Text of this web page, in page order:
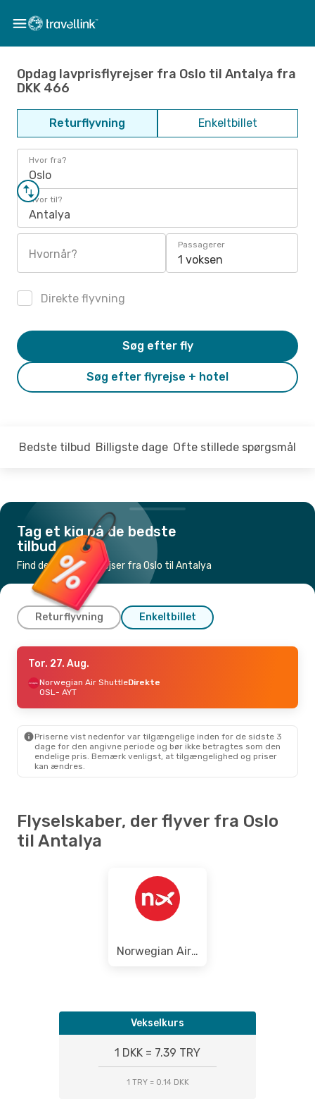
Opdag lavprisflyrejser fra Oslo til Antalya fra
DKK 466
Returflyvning Enkeltbillet
Hvor fra?
Oslo
Hvor til?
Antalya
Hvornår?
Passagerer
1 voksen
Direkte flyvning
Søg efter flyrejse + hotel
Søg efter fly
Bedste tilbud Billigste dage Ofte stillede spørgsmål
Tag et kig på de bedste
tilbud
Find de billigste flyrejser fra Oslo til Antalya
Returflyvning Enkeltbillet
Tor. 10. Sep.- Ons. 16. Sep.
Norwegian Air Shuttle
Direkte
Norwegian Air Shuttle
AYT
- OSL
Tor. 27. Aug. - Tor. 3. Sep.
Norwegian Air Shuttle
Direkte
AYT
- OSL
1 Mellemlanding
- Tor. 22. Okt.
- OSL
Tor. 27. Aug.
Norwegian Air ShuttleDirekte
OSL- AYT
Priserne vist nedenfor var tilgængelige inden for de sidste 3
dage for den angivne periode og bør ikke betragtes som den
endelige pris. Bemærk venligst, at tilgængelighed og priser
kan ændres.
Flyselskaber, der flyver fra Oslo
til Antalya
Norwegian Air Shuttle
Vekselkurs
1 DKK = 7.39 TRY
1 TRY = 0.14 DKK